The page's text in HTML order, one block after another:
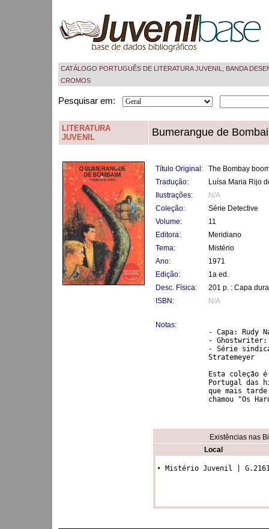
CATÁLOGO PORTUGUÊS DE LITERATURA JUVENIL, BANDA
CROMOS
Pesquisar em:
LITERATURA
JUVENIL
Bumerangue de
Título Original:
The Bombay
Tradução:
Luísa Maria Rijo
Ilustrações:
N/A
Coleção:
Série Detective
Volume:
11
Editora:
Meridiano
Tema:
Mistério
Ano:
1971
Edição:
1a ed.
Desc. Física:
201 p. : Capa
ISBN:
N/A
Notas:
- Capa: Rudy
-
- Série
Stratemeyer
Esta coleção
Portugal das
que mais
Existências nas
Local
• Mistério Juvenil |